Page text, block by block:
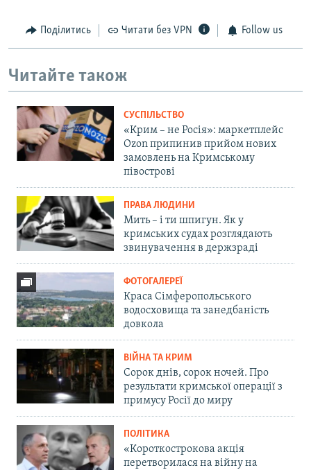
Поділитись Читати без VPN Follow us
Читайте також
СУСПІЛЬСТВО
«Крим – не Росія»: маркетплейс
Ozon припинив прийом нових
замовлень на Кримському
півострові
ПРАВА ЛЮДИНИ
Мить – і ти шпигун. Як у
кримських судах розглядають
звинувачення в держзраді
ФОТОГАЛЕРЕЇ
Краса Сімферопольського
водосховища та занедбаність
довкола
ВІЙНА ТА КРИМ
Сорок днів, сорок ночей. Про
результати кримської операції з
примусу Росії до миру
ПОЛІТИКА
«Короткострокова акція
перетворилася на війну на